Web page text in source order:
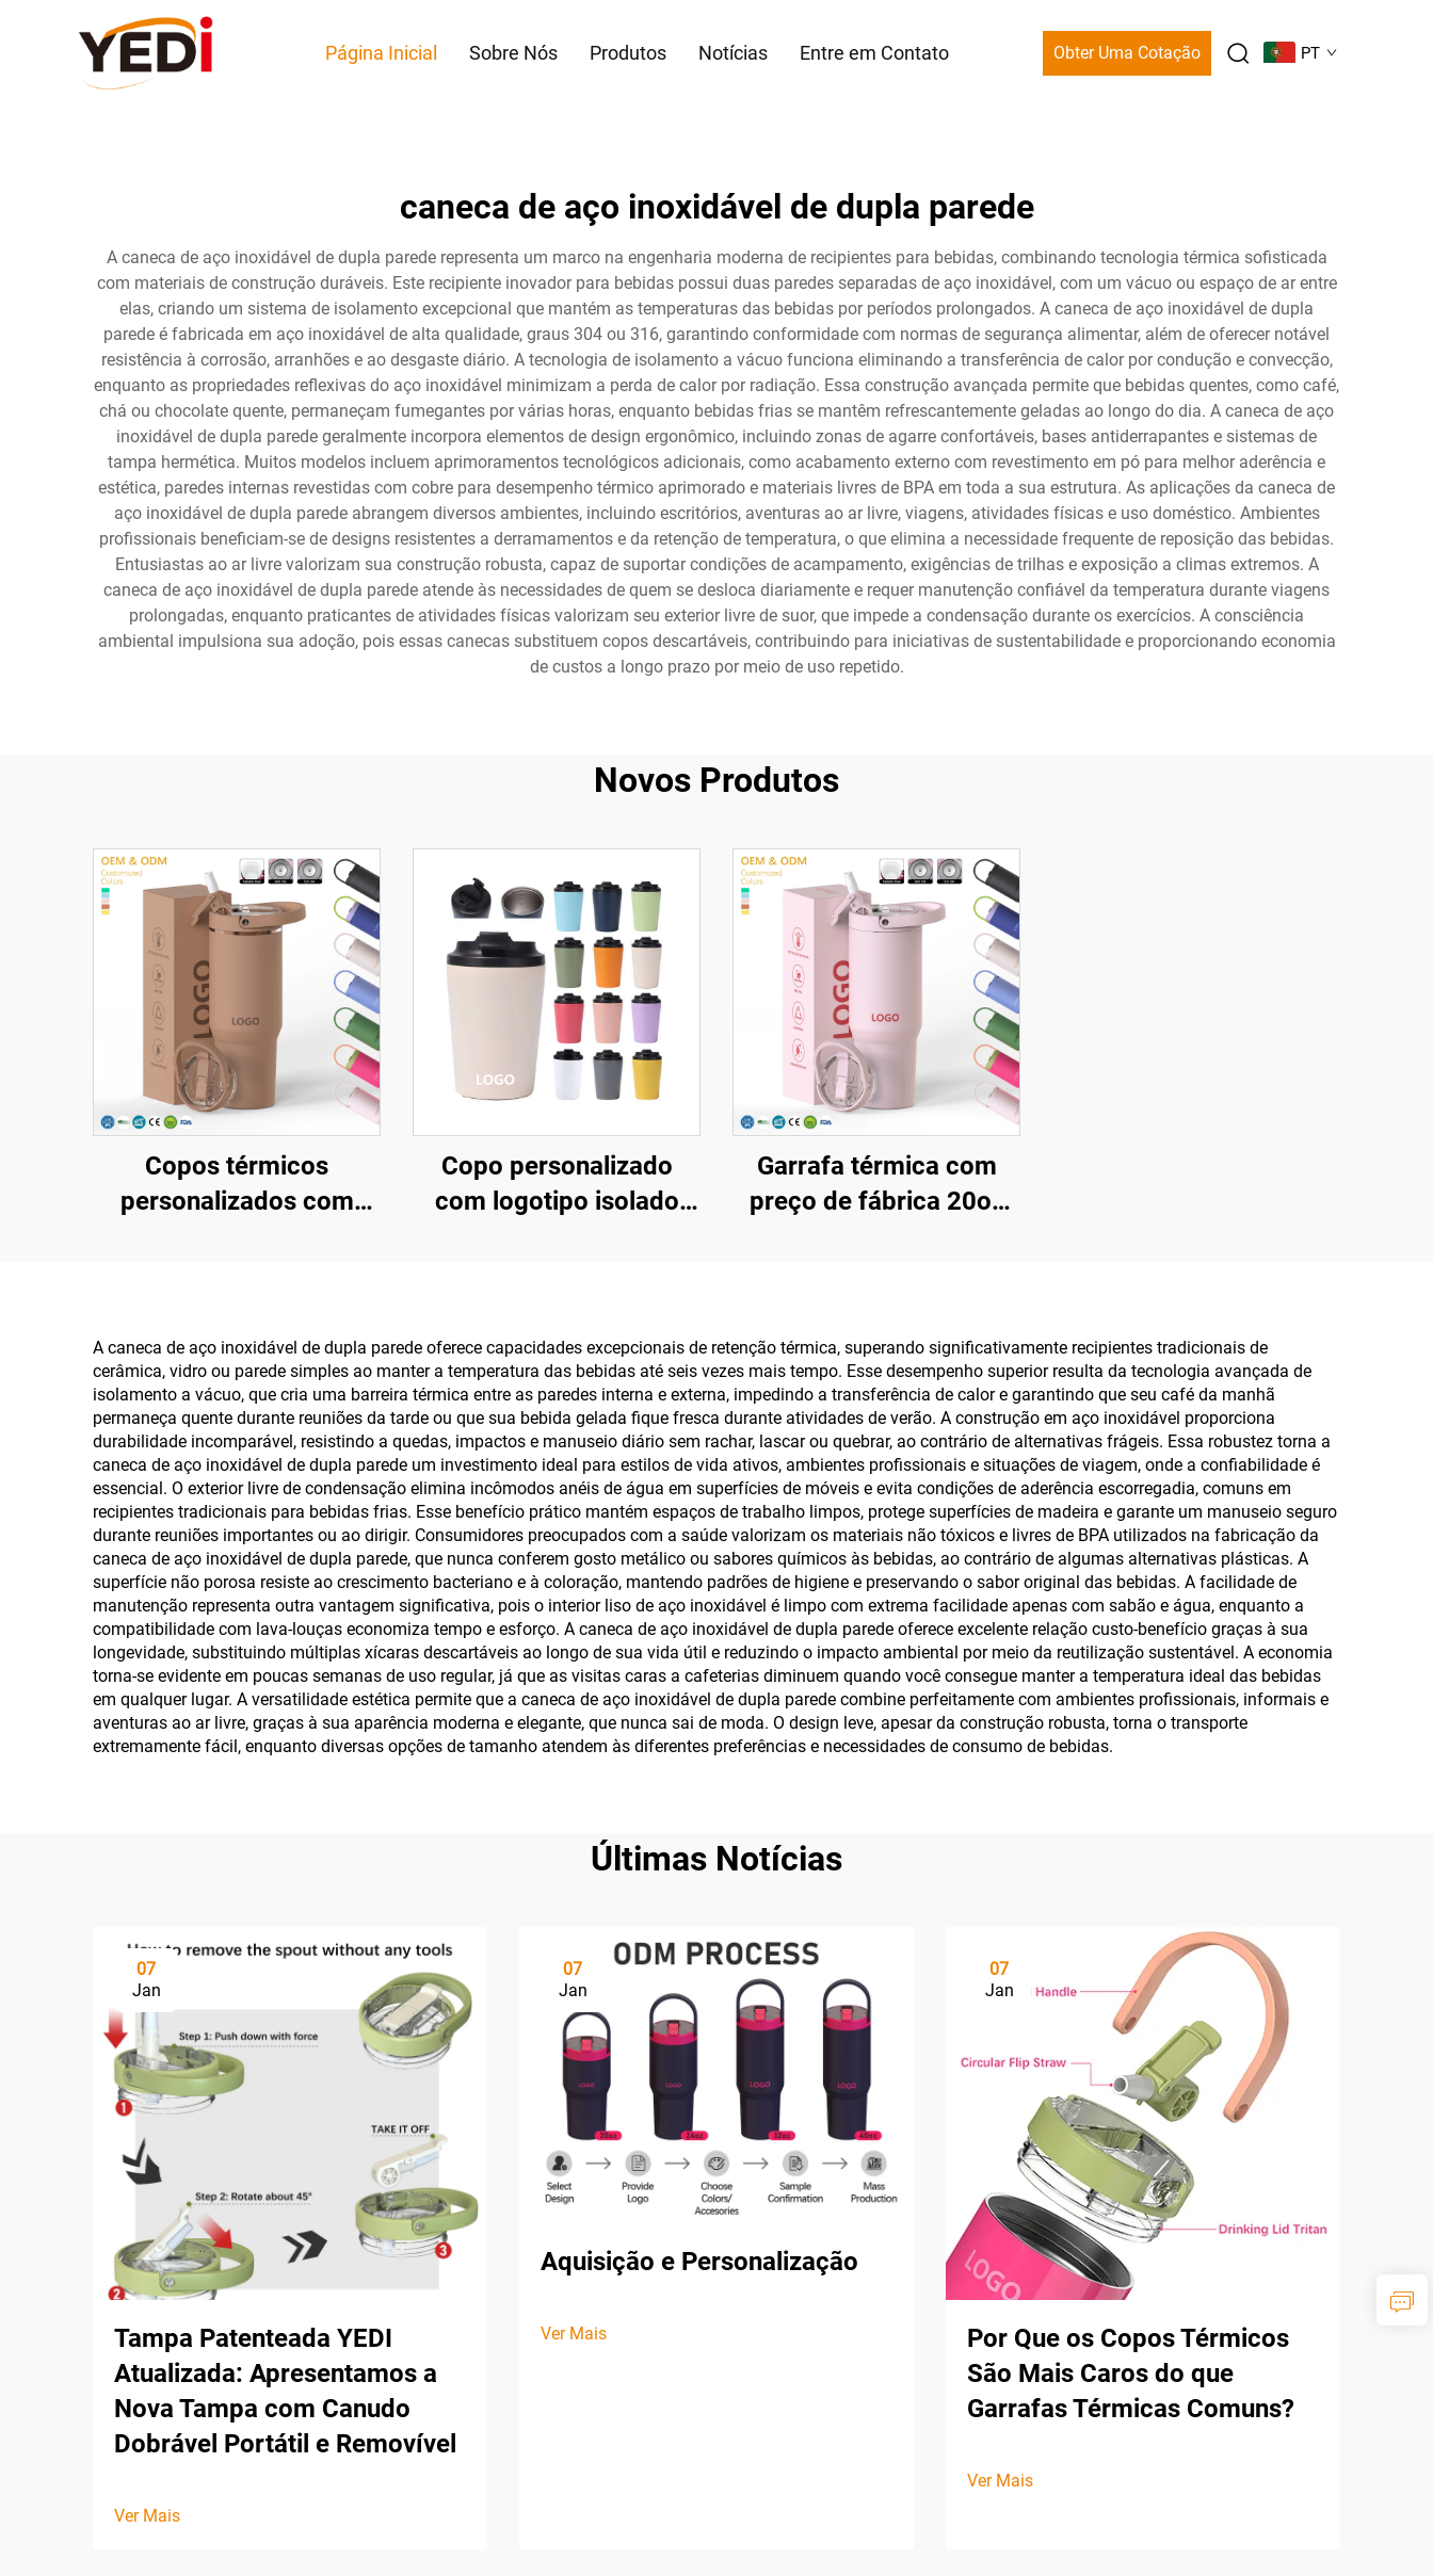
Página Inicial Sobre Nós Produtos Notícias Entre em Contato Obter Uma Cotação PT
caneca de aço inoxidável de dupla parede
A caneca de aço inoxidável de dupla parede representa um marco na engenharia moderna de recipientes para bebidas, combinando tecnologia térmica sofisticada
com materiais de construção duráveis. Este recipiente inovador para bebidas possui duas paredes separadas de aço inoxidável, com um vácuo ou espaço de ar entre
elas, criando um sistema de isolamento excepcional que mantém as temperaturas das bebidas por períodos prolongados. A caneca de aço inoxidável de dupla
parede é fabricada em aço inoxidável de alta qualidade, graus 304 ou 316, garantindo conformidade com normas de segurança alimentar, além de oferecer notável
resistência à corrosão, arranhões e ao desgaste diário. A tecnologia de isolamento a vácuo funciona eliminando a transferência de calor por condução e convecção,
enquanto as propriedades reflexivas do aço inoxidável minimizam a perda de calor por radiação. Essa construção avançada permite que bebidas quentes, como café,
chá ou chocolate quente, permaneçam fumegantes por várias horas, enquanto bebidas frias se mantêm refrescantemente geladas ao longo do dia. A caneca de aço
inoxidável de dupla parede geralmente incorpora elementos de design ergonômico, incluindo zonas de agarre confortáveis, bases antiderrapantes e sistemas de
tampa hermética. Muitos modelos incluem aprimoramentos tecnológicos adicionais, como acabamento externo com revestimento em pó para melhor aderência e
estética, paredes internas revestidas com cobre para desempenho térmico aprimorado e materiais livres de BPA em toda a sua estrutura. As aplicações da caneca de
aço inoxidável de dupla parede abrangem diversos ambientes, incluindo escritórios, aventuras ao ar livre, viagens, atividades físicas e uso doméstico. Ambientes
profissionais beneficiam-se de designs resistentes a derramamentos e da retenção de temperatura, o que elimina a necessidade frequente de reposição das bebidas.
Entusiastas ao ar livre valorizam sua construção robusta, capaz de suportar condições de acampamento, exigências de trilhas e exposição a climas extremos. A
caneca de aço inoxidável de dupla parede atende às necessidades de quem se desloca diariamente e requer manutenção confiável da temperatura durante viagens
prolongadas, enquanto praticantes de atividades físicas valorizam seu exterior livre de suor, que impede a condensação durante os exercícios. A consciência
ambiental impulsiona sua adoção, pois essas canecas substituem copos descartáveis, contribuindo para iniciativas de sustentabilidade e proporcionando economia
de custos a longo prazo por meio de uso repetido.
Novos Produtos
Copos térmicos
personalizados com
para viagem, copo
térmico de aço
inoxidável com
isolamento a vácuo e
alça
Copo personalizado
com logotipo isolado
dupla parede e vácuo,
com tampa à prova de
vazamentos
Garrafa térmica com
preço de fábrica 20oz
em aço inoxidável,
garrafa para sublimação
A caneca de aço inoxidável de dupla parede oferece capacidades excepcionais de retenção térmica, superando significativamente recipientes tradicionais de
cerâmica, vidro ou parede simples ao manter a temperatura das bebidas até seis vezes mais tempo. Esse desempenho superior resulta da tecnologia avançada de
isolamento a vácuo, que cria uma barreira térmica entre as paredes interna e externa, impedindo a transferência de calor e garantindo que seu café da manhã
permaneça quente durante reuniões da tarde ou que sua bebida gelada fique fresca durante atividades de verão. A construção em aço inoxidável proporciona
durabilidade incomparável, resistindo a quedas, impactos e manuseio diário sem rachar, lascar ou quebrar, ao contrário de alternativas frágeis. Essa robustez torna a
caneca de aço inoxidável de dupla parede um investimento ideal para estilos de vida ativos, ambientes profissionais e situações de viagem, onde a confiabilidade é
essencial. O exterior livre de condensação elimina incômodos anéis de água em superfícies de móveis e evita condições de aderência escorregadia, comuns em
recipientes tradicionais para bebidas frias. Esse benefício prático mantém espaços de trabalho limpos, protege superfícies de madeira e garante um manuseio seguro
durante reuniões importantes ou ao dirigir. Consumidores preocupados com a saúde valorizam os materiais não tóxicos e livres de BPA utilizados na fabricação da
caneca de aço inoxidável de dupla parede, que nunca conferem gosto metálico ou sabores químicos às bebidas, ao contrário de algumas alternativas plásticas. A
superfície não porosa resiste ao crescimento bacteriano e à coloração, mantendo padrões de higiene e preservando o sabor original das bebidas. A facilidade de
manutenção representa outra vantagem significativa, pois o interior liso de aço inoxidável é limpo com extrema facilidade apenas com sabão e água, enquanto a
compatibilidade com lava-louças economiza tempo e esforço. A caneca de aço inoxidável de dupla parede oferece excelente relação custo-benefício graças à sua
longevidade, substituindo múltiplas xícaras descartáveis ao longo de sua vida útil e reduzindo o impacto ambiental por meio da reutilização sustentável. A economia
torna-se evidente em poucas semanas de uso regular, já que as visitas caras a cafeterias diminuem quando você consegue manter a temperatura ideal das bebidas
em qualquer lugar. A versatilidade estética permite que a caneca de aço inoxidável de dupla parede combine perfeitamente com ambientes profissionais, informais e
aventuras ao ar livre, graças à sua aparência moderna e elegante, que nunca sai de moda. O design leve, apesar da construção robusta, torna o transporte
extremamente fácil, enquanto diversas opções de tamanho atendem às diferentes preferências e necessidades de consumo de bebidas.
Últimas Notícias
07
Jan
Tampa Patenteada YEDI
Atualizada: Apresentamos a
Nova Tampa com Canudo
Dobrável Portátil e Removível
Ver Mais
07
Jan
Aquisição e Personalização
Ver Mais
07
Jan
Por Que os Copos Térmicos
São Mais Caros do que
Garrafas Térmicas Comuns?
Ver Mais